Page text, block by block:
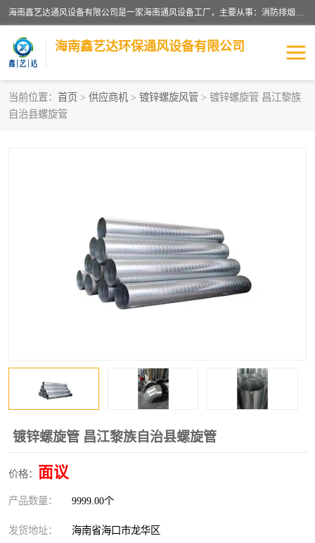
海南鑫艺达通风设备有限公司是一家海南通风设备工厂，主要从事：消防排烟工程、油烟净化工程、厨房排烟工程、酒店厨房设备、新风排风系统、镀锌铁皮管道加工、暖通工程、通风管道安装、消防火阀百叶风口等业务。公司拥有管道及配件一体化工厂生产线，良好的售后服务，良好的设计团队，良好的施工团队、良好管理人员，掌握畅通丰富的信息、市场渠道。
海南鑫艺达环保通风设备有限公司
当前位置： 首页 > 供应商机 > 镀锌螺旋风管 > 镀锌螺旋管 昌江黎族
自治县螺旋管
镀锌螺旋管 昌江黎族自治县螺旋管
价格： 面议
产品数量： 9999.00个
发货地址： 海南省海口市龙华区
海南暖通工程
镁质防火风管
通风管道
消防风机
不锈钢烟罩
排烟风机 百叶风口
油烟净化器